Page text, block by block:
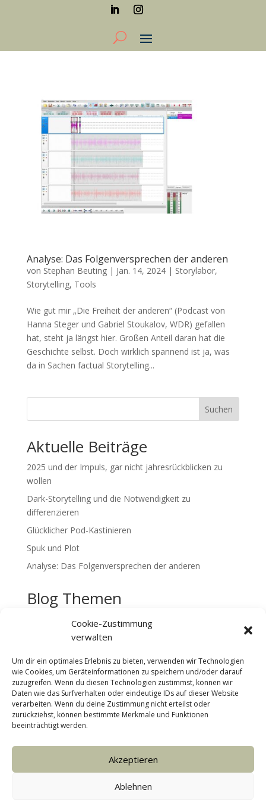
Cookie-Zustimmung
verwalten
Um dir ein optimales Erlebnis zu bieten, verwenden wir Technologien
wie Cookies, um Geräteinformationen zu speichern und/oder darauf
zuzugreifen. Wenn du diesen Technologien zustimmst, können wir
Daten wie das Surfverhalten oder eindeutige IDs auf dieser Website
verarbeiten. Wenn du deine Zustimmung nicht erteilst oder
zurückziehst, können bestimmte Merkmale und Funktionen
beeinträchtigt werden.
Akzeptieren
Ablehnen
Analyse: Das Folgenversprechen der anderen
von Stephan Beuting| Jan. 14, 2024| Storylabor,
Storytelling, Tools
Wie gut mir „Die Freiheit der anderen“ (Podcast von
Hanna Steger und Gabriel Stoukalov, WDR) gefallen
hat, steht ja längst hier. Großen Anteil daran hat die
Geschichte selbst. Doch wirklich spannend ist ja, was
da in Sachen factual Storytelling...
Suchen
Aktuelle Beiträge
2025 und der Impuls, gar nicht jahresrückblicken zu
wollen
Dark-Storytelling und die Notwendigkeit zu
differenzieren
Glücklicher Pod-Kastinieren
Spuk und Plot
Analyse: Das Folgenversprechen der anderen
Blog Themen
Tools
Uncategorized
Cookie-Richtlinie (EU)
Datenschutz
Impressum